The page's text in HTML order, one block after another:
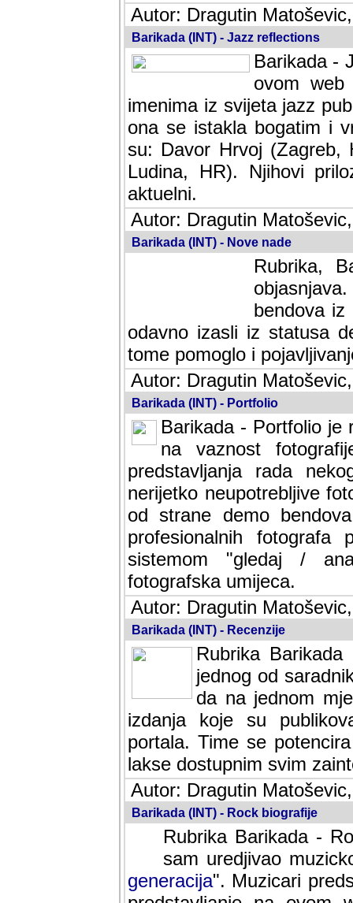
Autor: Dragutin
Barikada (INT) - Jazz reflections
Barikada -
ovom web
imenima iz svijeta jazz
ona se istakla bogatim i
su: Davor Hrvoj (Zagreb,
Ludina, HR). Njihovi
aktuelni.
Autor: Dragutin
Barikada (INT) - Nove nade
Rubrika,
bendova
odavno izasli iz statusa
tome pomoglo i
Autor: Dragutin
Barikada (INT) - Portfolio
Barikada - Portfolio je
na vaznost
predstavljanja rada
nerijetko neupotrebljive
od strane demo
profesionalnih fotografa
sistemom "gledaj /
fotografska umijeca.
Autor: Dragutin
Barikada (INT) - Recenzije
Rubrika
jednog od
da na jednom
izdanja koje su
portala. Time se
lakse dostupnim svim
Autor: Dragutin
Barikada (INT) - Rock biografije
Rubrika Barikada -
sam uredjivao
generacija". Muzicari